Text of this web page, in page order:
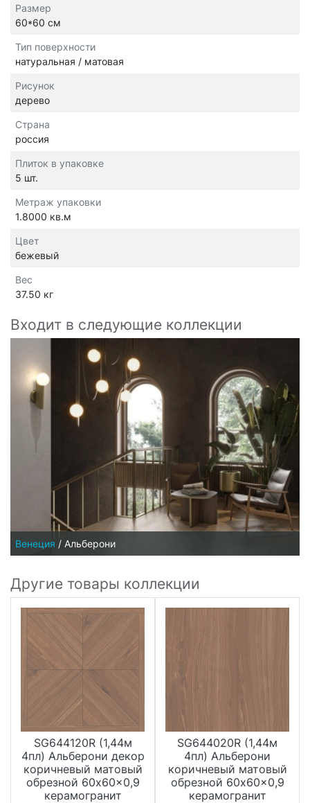
Размер
60*60 см
Тип поверхности
натуральная / матовая
Рисунок
дерево
Страна
россия
Плиток в упаковке
5 шт.
Метраж упаковки
1.8000 кв.м
Цвет
бежевый
Вес
37.50 кг
Входит в следующие коллекции
Венеция / Альберони
Другие товары коллекции
SG644120R (1,44м
4пл) Альберони декор
коричневый матовый
обрезной 60x60x0,9
керамогранит
SG644020R (1,44м
4пл) Альберони
коричневый матовый
обрезной 60x60x0,9
керамогранит